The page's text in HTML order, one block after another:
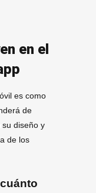
en el
es como
de
diseño y
de los